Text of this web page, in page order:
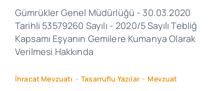
Gümrükler Genel Müdürlüğü - 30.03.2020
Tarihli 53579260 Sayılı - 2020/5 Sayılı Tebliğ
Kapsamı Eşyanın Gemilere Kumanya Olarak
Verilmesi Hakkında
İhracat Mevzuatı •Tasarruflu Yazılar• Mevzuat